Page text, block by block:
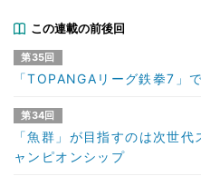
この連載の前後回
第35回
「TOPANGAリーグ鉄拳7」
第34回
「魚群」が目指すのは次世
ャンピオンシップ